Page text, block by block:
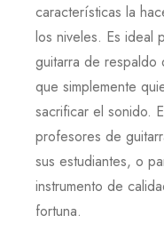
características la
los niveles. Es ideal
guitarra de respaldo
que simplemente
sacrificar el sonido.
profesores de
sus estudiantes, o
instrumento de
fortuna.